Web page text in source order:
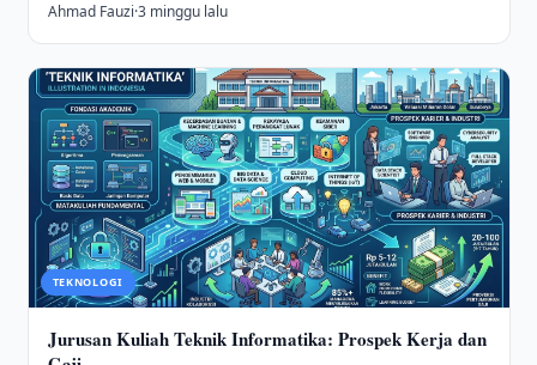
Ahmad Fauzi·3 minggu lalu
TEKNOLOGI
Jurusan Kuliah Teknik Informatika: Prospek Kerja dan